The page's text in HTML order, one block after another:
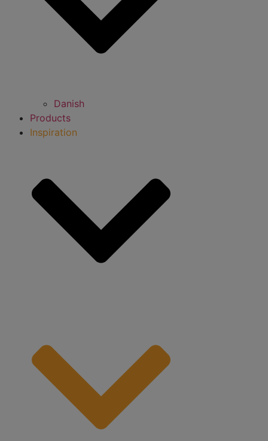
Danish
Products
Inspiration